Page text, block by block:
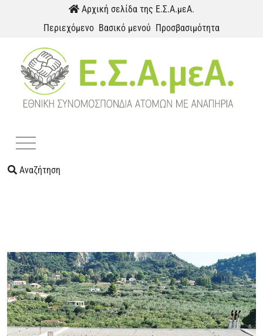
Παράκαμψη προς το περιεχόμενοΑρχική σελίδα της Ε.Σ.Α.μεΑ.
Περιεχόμενο Βασικό μενού Προσβασιμότητα
Αναζήτηση